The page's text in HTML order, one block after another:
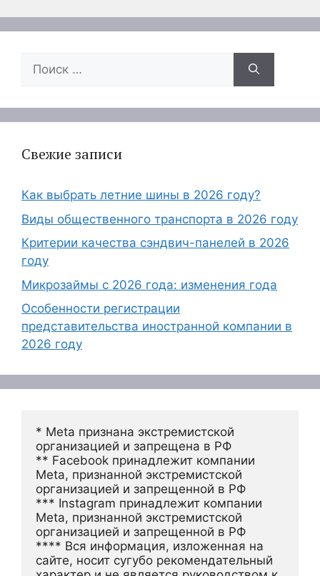
Поиск:
Свежие записи
Как выбрать летние шины в 2026 году?
Виды общественного транспорта в 2026 году
Критерии качества сэндвич-панелей в 2026
году
Микрозаймы с 2026 года: изменения года
Особенности регистрации
представительства иностранной компании в
2026 году
* Meta признана экстремистской
организацией и запрещена в РФ
** Facebook принадлежит компании
Meta, признанной экстремистской
организацией и запрещенной в РФ
*** Instagram принадлежит компании
Meta, признанной экстремистской
организацией и запрещенной в РФ
**** Вся информация, изложенная на
сайте, носит сугубо рекомендательный